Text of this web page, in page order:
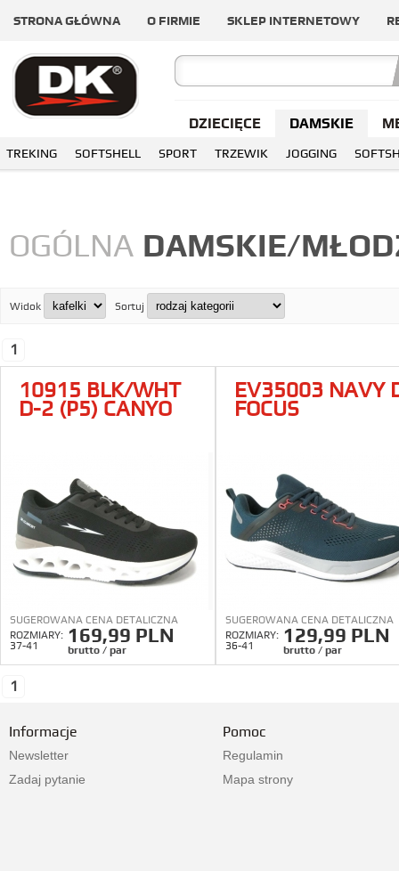
STRONA GŁÓWNA O FIRMIE SKLEP INTERNETOWY
DZIECIĘCE DAMSKIE
TREKING SOFTSHELL SPORT TRZEWIK JOGGING
OGÓLNA DAMSKIE/
Widok Sortuj
1
10915 BLK/WHT
D-2 (P5) CANYO
SUGEROWANA CENA DETALICZNA
ROZMIARY:
37-41
169,99 PLN
brutto / par
EV35003 NAVY
FOCUS
SUGEROWANA CENA DETALICZNA
ROZMIARY:
36-41
129,99 PLN
brutto / par
1
Informacje
Newsletter
Zadaj pytanie
Pomoc
Regulamin
Mapa strony